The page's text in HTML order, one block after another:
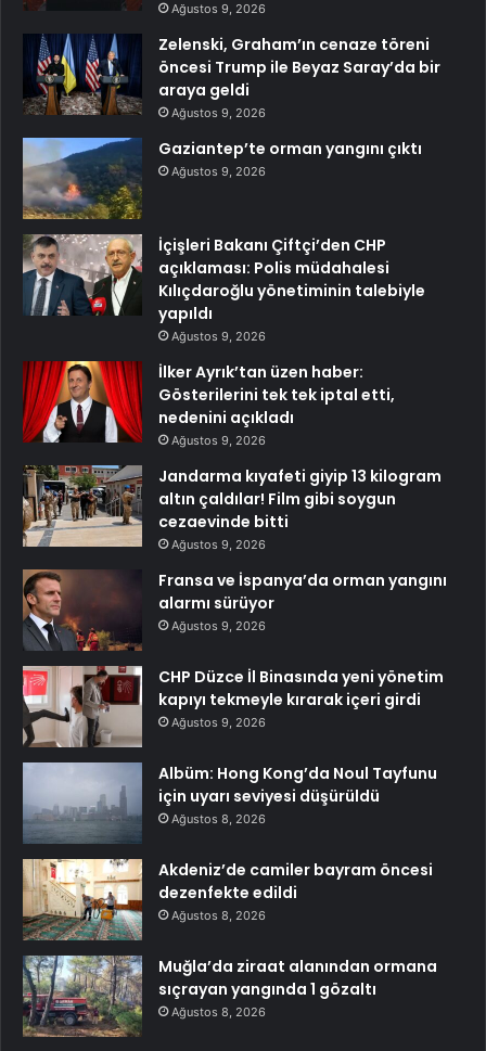
Ağustos 9, 2026
Zelenski, Graham’ın cenaze töreni
öncesi Trump ile Beyaz Saray’da bir
araya geldi
Ağustos 9, 2026
Gaziantep’te orman yangını çıktı
Ağustos 9, 2026
İçişleri Bakanı Çiftçi’den CHP
açıklaması: Polis müdahalesi
Kılıçdaroğlu yönetiminin talebiyle
yapıldı
Ağustos 9, 2026
İlker Ayrık’tan üzen haber:
Gösterilerini tek tek iptal etti,
nedenini açıkladı
Ağustos 9, 2026
Jandarma kıyafeti giyip 13 kilogram
altın çaldılar! Film gibi soygun
cezaevinde bitti
Ağustos 9, 2026
Fransa ve İspanya’da orman yangını
alarmı sürüyor
Ağustos 9, 2026
CHP Düzce İl Binasında yeni yönetim
kapıyı tekmeyle kırarak içeri girdi
Ağustos 9, 2026
Albüm: Hong Kong’da Noul Tayfunu
için uyarı seviyesi düşürüldü
Ağustos 8, 2026
Akdeniz’de camiler bayram öncesi
dezenfekte edildi
Ağustos 8, 2026
Muğla’da ziraat alanından ormana
sıçrayan yangında 1 gözaltı
Ağustos 8, 2026